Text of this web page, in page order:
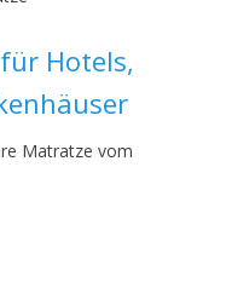
Hotels,
Matratze vom